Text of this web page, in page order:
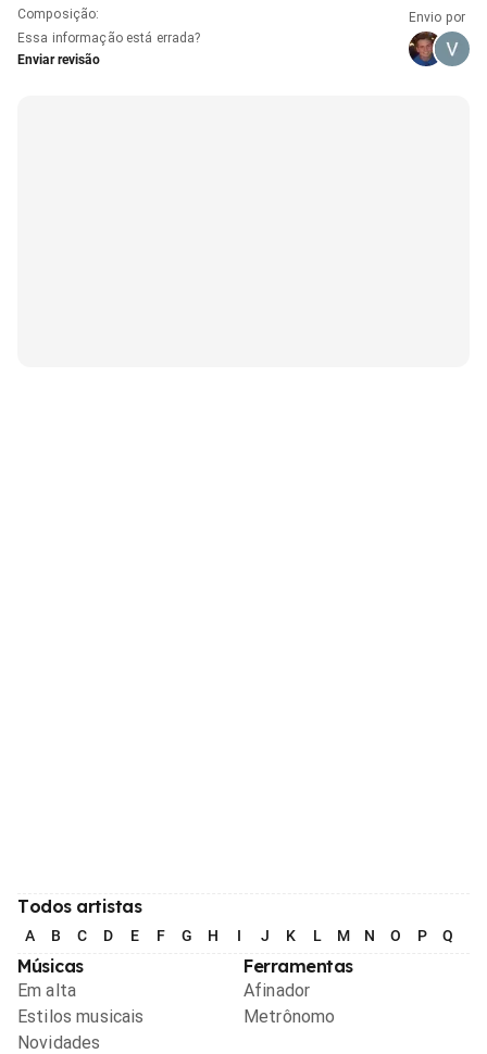
Composição:
Essa informação está errada?
Enviar revisão
Envio por
Todos artistas
A B C D E F G H I J K L M N O P Q
Músicas
Em alta
Estilos musicais
Novidades
Ferramentas
Afinador
Metrônomo